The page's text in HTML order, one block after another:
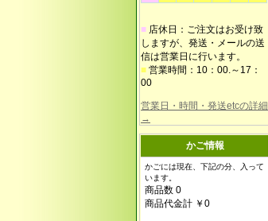
■ 店休日：ご注文はお受け致
しますが、発送・メールの送
信は営業日に行います。
■ 営業時間：10：00.～17：
00
営業日・時間・発送etcの詳細
→
かご情報
かごには現在、下記の分、入って
います。
商品数 0
商品代金計 ￥0